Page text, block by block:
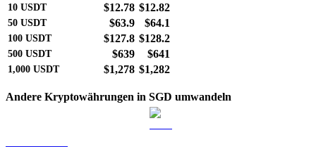
10 USDT $12.78 $12.82
50 USDT $63.9 $64.1
100 USDT $127.8 $128.2
500 USDT $639 $641
1,000 USDT $1,278 $1,282
Andere Kryptowährungen in SGD umwandeln